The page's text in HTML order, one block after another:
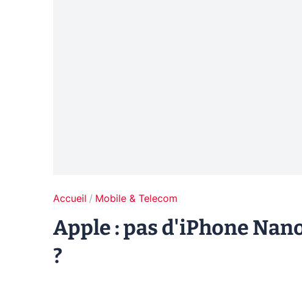
Accueil Mobile & Telecom
Apple : pas d'iPhone
?